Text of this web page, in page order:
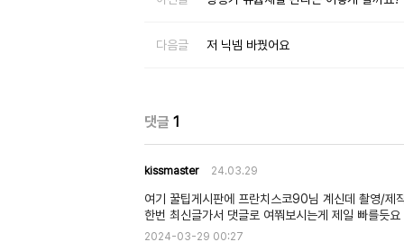
다음글 저 닉넴 바꿨어요
댓글 1
kissmaster 24.03.29
여기 꿀팁게시판에 프란치스코90님 계신데 촬영/제
한번 최신글가서 댓글로 여쭤보시는게 제일 빠를듯요
2024-03-29 00:27